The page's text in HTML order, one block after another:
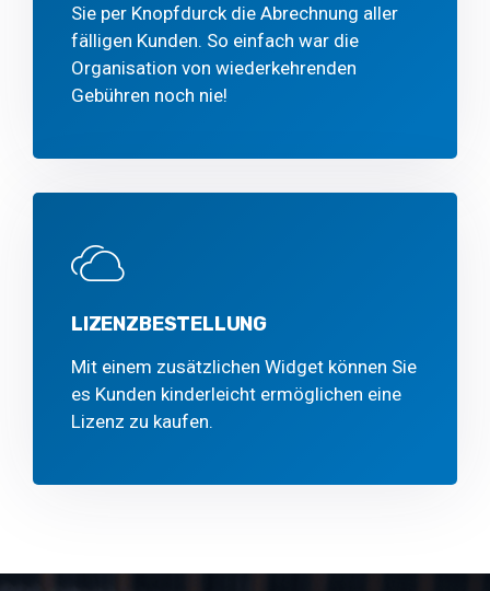
Sie per Knopfdurck die Abrechnung aller
fälligen Kunden. So einfach war die
Organisation von wiederkehrenden
Gebühren noch nie!
LIZENZBESTELLUNG
Mit einem zusätzlichen Widget können Sie
es Kunden kinderleicht ermöglichen eine
Lizenz zu kaufen.